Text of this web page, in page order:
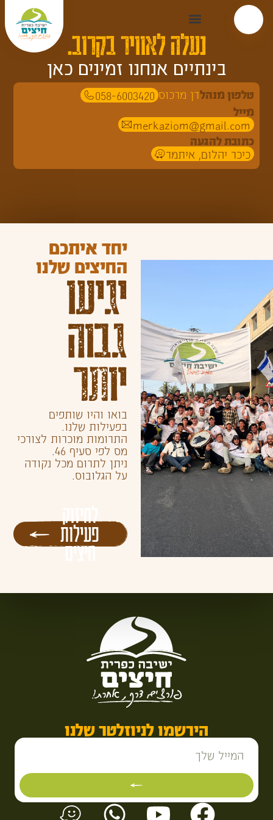
נעלה לאוויר בקרוב.
בינתיים אנחנו זמינים כאן
טלפון מנהלדן מרכוס 058-6003420
מייל
merkaziom@gmail.com
כתובת להגעה
כיכר יהלום, איתמר
יחד איתכם
החיצים שלנו
יגיעו
גבוה
יותר
בואו והיו שותפים
בפעילות שלנו.
התרומות מוכרות לצורכי
מס לפי סעיף 46.
ניתן לתרום מכל נקודה
על הגלובוס.
לחיזוק
פעילות
חיצים
הירשמו לניוזלטר שלנו